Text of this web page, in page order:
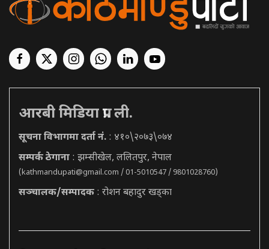
आरबी मिडिया प्रा. ली.
सूचना विभागमा दर्ता नं. : ४१०\२०७३\०७४
सम्पर्क ठेगाना : झम्सीखेल, ललितपुर, नेपाल
(kathmandupati@gmail.com / 01-5010547 / 9801028760)
सञ्चालक/सम्पादक : रोशन बहादुर खड्का